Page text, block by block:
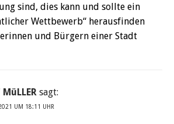
sind, dies kann und sollte ein
Wettbewerb“ herausfinden
und Bürgern einer Stadt
MüLLER sagt:
UM 18:11 UHR